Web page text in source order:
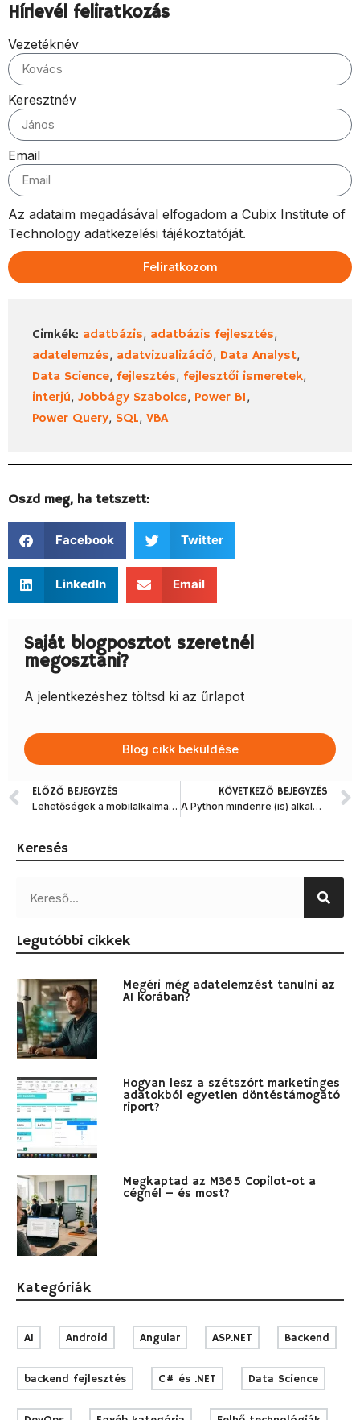
Hírlevél feliratkozás
Vezetéknév
Keresztnév
Email
Az adataim megadásával elfogadom a Cubix Institute of
Technology adatkezelési tájékoztatóját.
Feliratkozom
Cimkék: adatbázis, adatbázis fejlesztés,
adatelemzés, adatvizualizáció, Data Analyst,
Data Science, fejlesztés, fejlesztői ismeretek,
interjú, Jobbágy Szabolcs, Power BI,
Power Query, SQL, VBA
Oszd meg, ha tetszett:
Facebook Twitter
LinkedIn Email
Saját blogposztot szeretnél
megosztani?
A jelentkezéshez töltsd ki az űrlapot
Blog cikk beküldése
ELŐZŐ BEJEGYZÉS
Lehetőségek a mobilalkalmazás fejlesztésben
KÖVETKEZŐ BEJEGYZÉS
A Python mindenre (is) alkalmas, adat-fejnehéz témákban azonban különösen kiemelkedő – Interjú
Keresés
Legutóbbi cikkek
Megéri még adatelemzést tanulni az
AI korában?
Hogyan lesz a szétszórt marketinges
adatokból egyetlen döntéstámogató
riport?
Megkaptad az M365 Copilot-ot a
cégnél – és most?
Kategóriák
AI Android Angular ASP.NET Backend
backend fejlesztés C# és .NET Data Science